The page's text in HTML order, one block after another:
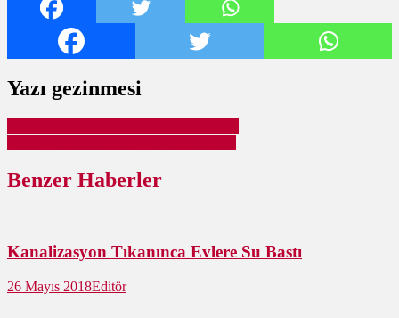
Yazı gezinmesi
Benzer Haberler
Kanalizasyon Tıkanınca Evlere Su Bastı
26 Mayıs 2018Editör